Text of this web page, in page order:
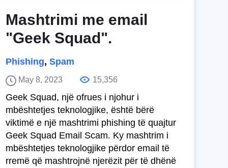
Mashtrimi me email
"Geek Squad".
Phishing, Spam
May 8, 2023 15,356
Geek Squad, një ofrues i njohur i
mbështetjes teknologjike, është bërë
viktimë e një mashtrimi phishing të quajtur
Geek Squad Email Scam. Ky mashtrim i
mbështetjes teknologjike përdor email të
rremë që mashtrojnë njerëzit për të dhënë